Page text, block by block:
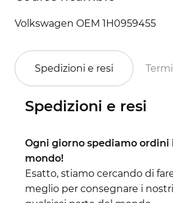
Volkswagen OEM 1H0959455
Spedizioni e resi
Spedizioni e resi
Ogni giorno spediamo
mondo!
Esatto, stiamo cercando di
meglio per consegnare i